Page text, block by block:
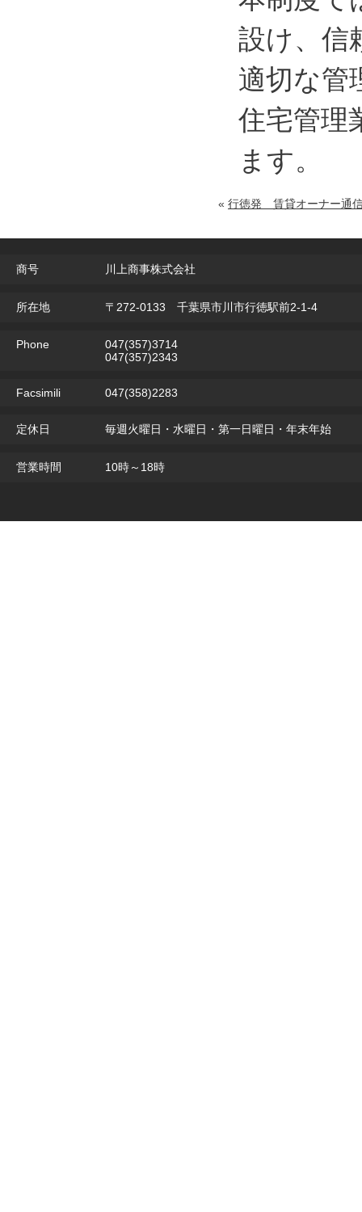
設け、信
適切な管
住宅管理
ます。
« 行徳発 賃貸オーナー通
商号 川上商事株式会社
所在地 〒272-0133 千葉県市川市行徳駅前2-1-4
Phone
047(357)3714
047(357)2343
Facsimili 047(358)2283
定休日 毎週火曜日・水曜日・第一日曜日・年末年始
営業時間 10時～18時